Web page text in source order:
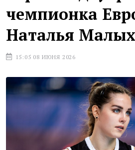
чемпионка
Наталья Малых
15:05 08 ИЮНЯ 2026